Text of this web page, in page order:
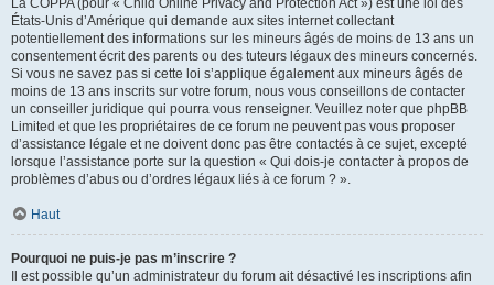
La COPPA (pour « Child Online Privacy and Protection Act ») est une loi des
États-Unis d’Amérique qui demande aux sites internet collectant
potentiellement des informations sur les mineurs âgés de moins de 13 ans un
consentement écrit des parents ou des tuteurs légaux des mineurs concernés.
Si vous ne savez pas si cette loi s’applique également aux mineurs âgés de
moins de 13 ans inscrits sur votre forum, nous vous conseillons de contacter
un conseiller juridique qui pourra vous renseigner. Veuillez noter que phpBB
Limited et que les propriétaires de ce forum ne peuvent pas vous proposer
d’assistance légale et ne doivent donc pas être contactés à ce sujet, excepté
lorsque l’assistance porte sur la question « Qui dois-je contacter à propos de
problèmes d’abus ou d’ordres légaux liés à ce forum ? ».
Haut
Pourquoi ne puis-je pas m’inscrire ?
Il est possible qu’un administrateur du forum ait désactivé les inscriptions afin